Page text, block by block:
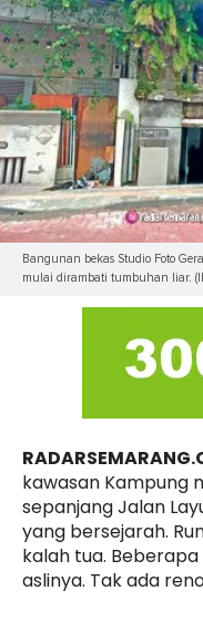
Bangunan bekas Studio Foto
mulai dirambati tumbuhan liar.
kawasan Kampung
sepanjang Jalan
yang bersejarah.
kalah tua.
aslinya. Tak ada